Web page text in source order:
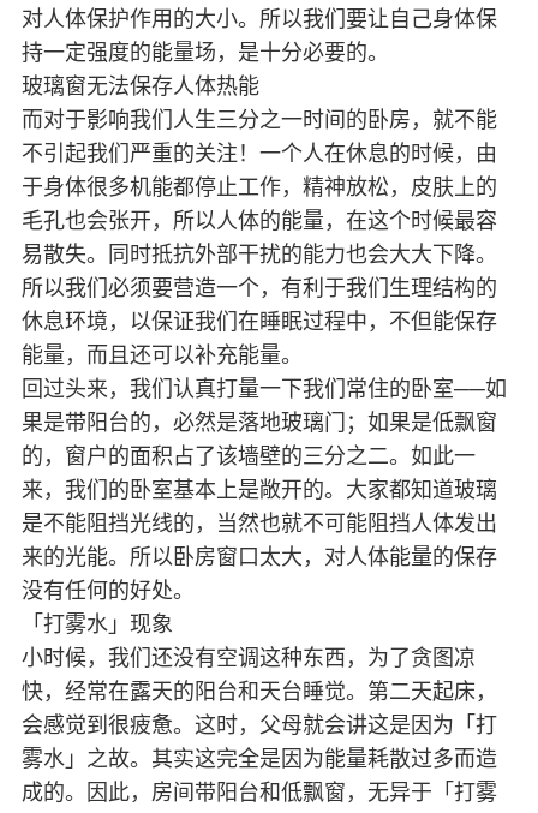
对人体保护作用的大小。所以我们要让自己身体保
持一定强度的能量场，是十分必要的。
玻璃窗无法保存人体热能
而对于影响我们人生三分之一时间的卧房，就不能
不引起我们严重的关注！一个人在休息的时候，由
于身体很多机能都停止工作，精神放松，皮肤上的
毛孔也会张开，所以人体的能量，在这个时候最容
易散失。同时抵抗外部干扰的能力也会大大下降。
所以我们必须要营造一个，有利于我们生理结构的
休息环境，以保证我们在睡眠过程中，不但能保存
能量，而且还可以补充能量。
回过头来，我们认真打量一下我们常住的卧室──如
果是带阳台的，必然是落地玻璃门；如果是低飘窗
的，窗户的面积占了该墙壁的三分之二。如此一
来，我们的卧室基本上是敞开的。大家都知道玻璃
是不能阻挡光线的，当然也就不可能阻挡人体发出
来的光能。所以卧房窗口太大，对人体能量的保存
没有任何的好处。
「打雾水」现象
小时候，我们还没有空调这种东西，为了贪图凉
快，经常在露天的阳台和天台睡觉。第二天起床，
会感觉到很疲惫。这时，父母就会讲这是因为「打
雾水」之故。其实这完全是因为能量耗散过多而造
成的。因此，房间带阳台和低飘窗，无异于「打雾